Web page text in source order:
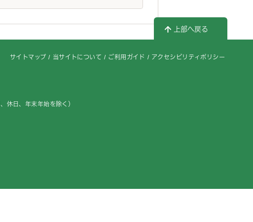
上部へ戻る
サイトマップ 当サイトについて ご利用ガイド アクセシビリティポリシー
休日、年末年始を除く）